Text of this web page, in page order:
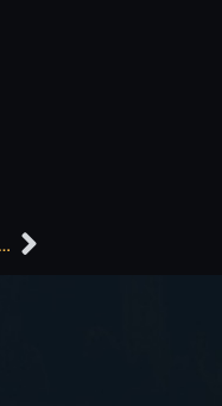
José Manuel Casañ, de ‘Seguridad Social’: «Cuando aprendes a tocar, ya no puedes ser punk»